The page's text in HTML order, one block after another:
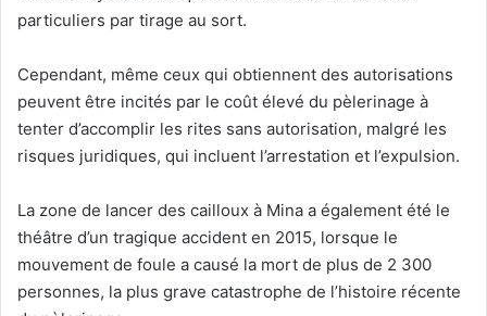
particuliers par tirage au sort.
Cependant, même ceux qui obtiennent des autorisations
peuvent être incités par le coût élevé du pèlerinage à
tenter d’accomplir les rites sans autorisation, malgré les
risques juridiques, qui incluent l’arrestation et l’expulsion.
La zone de lancer des cailloux à Mina a également été le
théâtre d’un tragique accident en 2015, lorsque le
mouvement de foule a causé la mort de plus de 2 300
personnes, la plus grave catastrophe de l’histoire récente